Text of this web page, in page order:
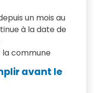
un mois au
à la date de
commune
avant le